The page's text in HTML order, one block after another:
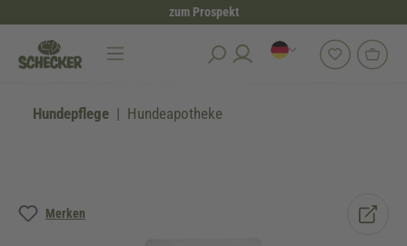
zum Prospekt
Hundepflege Hundeapotheke
Merken
Bildergalerie überspringen